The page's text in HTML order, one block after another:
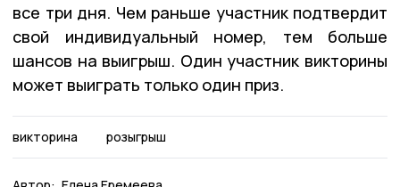
все три дня. Чем раньше участник подтвердит
свой индивидуальный номер, тем больше
шансов на выигрыш. Один участник викторины
может выиграть только один приз.
викторина розыгрыш